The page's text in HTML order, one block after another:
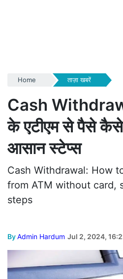
Home ताज़ा खबरें
Cash
के एटीएम से पैसे
आसान स्टेप्स
Cash Withdrawal: How
from ATM without card,
steps
ByAdmin Hardum Jul 2, 2024,